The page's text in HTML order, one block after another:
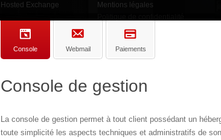
Hosted Exchange
Mentions légales
Console Webmail Paiements
Console de gestion
La console de gestion permet à tout client possédant un
toute simplicité les aspects techniques et administratifs de